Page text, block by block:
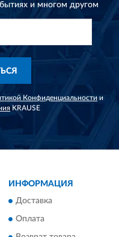
и многом другом
Конфиденциальности и
KRAUSE
ИНФОРМАЦИЯ
Доставка
Оплата